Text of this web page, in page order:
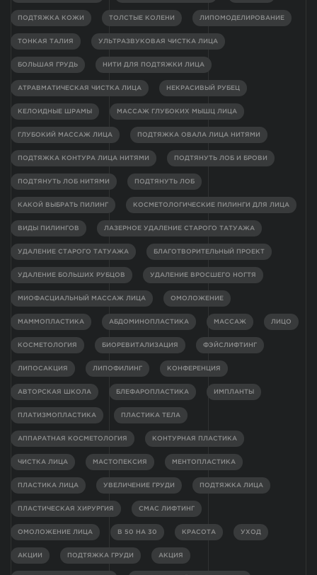
ПОДТЯЖКА КОЖИ ТОЛСТЫЕ КОЛЕНИ ЛИПОМОДЕЛИРОВАНИЕ
ТОНКАЯ ТАЛИЯ УЛЬТРАЗВУКОВАЯ ЧИСТКА ЛИЦА
БОЛЬШАЯ ГРУДЬ НИТИ ДЛЯ ПОДТЯЖКИ ЛИЦА
АТРАВМАТИЧЕСКАЯ ЧИСТКА ЛИЦА НЕКРАСИВЫЙ РУБЕЦ
КЕЛОИДНЫЕ ШРАМЫ МАССАЖ ГЛУБОКИХ МЫШЦ ЛИЦА
ГЛУБОКИЙ МАССАЖ ЛИЦА ПОДТЯЖКА ОВАЛА ЛИЦА НИТЯМИ
ПОДТЯЖКА КОНТУРА ЛИЦА НИТЯМИ ПОДТЯНУТЬ ЛОБ И БРОВИ
ПОДТЯНУТЬ ЛОБ НИТЯМИ ПОДТЯНУТЬ ЛОБ
КАКОЙ ВЫБРАТЬ ПИЛИНГ КОСМЕТОЛОГИЧЕСКИЕ ПИЛИНГИ ДЛЯ ЛИЦА
ВИДЫ ПИЛИНГОВ ЛАЗЕРНОЕ УДАЛЕНИЕ СТАРОГО ТАТУАЖА
УДАЛЕНИЕ СТАРОГО ТАТУАЖА БЛАГОТВОРИТЕЛЬНЫЙ ПРОЕКТ
УДАЛЕНИЕ БОЛЬШИХ РУБЦОВ УДАЛЕНИЕ ВРОСШЕГО НОГТЯ
МИОФАСЦИАЛЬНЫЙ МАССАЖ ЛИЦА ОМОЛОЖЕНИЕ
МАММОПЛАСТИКА АБДОМИНОПЛАСТИКА МАССАЖ ЛИЦО
КОСМЕТОЛОГИЯ БИОРЕВИТАЛИЗАЦИЯ ФЭЙСЛИФТИНГ
ЛИПОСАКЦИЯ ЛИПОФИЛИНГ КОНФЕРЕНЦИЯ
АВТОРСКАЯ ШКОЛА БЛЕФАРОПЛАСТИКА ИМПЛАНТЫ
ПЛАТИЗМОПЛАСТИКА ПЛАСТИКА ТЕЛА
АППАРАТНАЯ КОСМЕТОЛОГИЯ КОНТУРНАЯ ПЛАСТИКА
ЧИСТКА ЛИЦА МАСТОПЕКСИЯ МЕНТОПЛАСТИКА
ПЛАСТИКА ЛИЦА УВЕЛИЧЕНИЕ ГРУДИ ПОДТЯЖКА ЛИЦА
ПЛАСТИЧЕСКАЯ ХИРУРГИЯ СМАС ЛИФТИНГ
ОМОЛОЖЕНИЕ ЛИЦА В 50 НА 30 КРАСОТА УХОД
АКЦИИ ПОДТЯЖКА ГРУДИ АКЦИЯ